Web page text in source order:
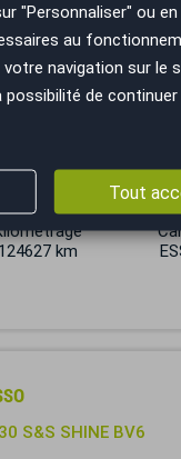
km
EXCLUSIVE EAT6
124627 km
S&S SHINE BV6
"Personnaliser" ou en
au
navigation sur le
de
Tout